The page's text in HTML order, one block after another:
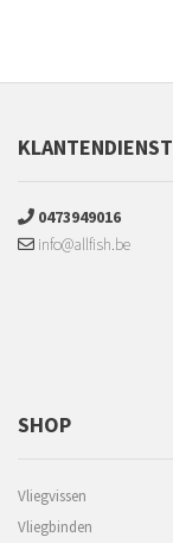
KLANTENDIENST
0473949016
info@allfish.be
SHOP
Vliegvissen
Vliegbinden